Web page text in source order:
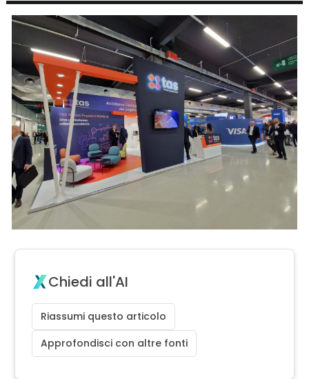
Chiedi all'AI
Riassumi questo articolo
Approfondisci con altre fonti